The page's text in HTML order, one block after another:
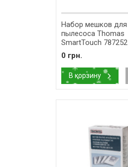
Набор мешков для
пылесоса Thomas
SmartTouch 787252
0 грн.
В корзину